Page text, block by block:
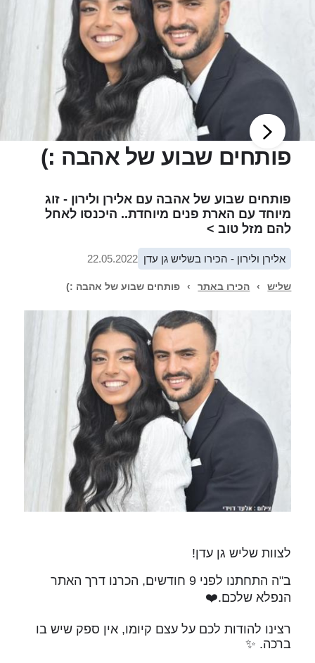
פותחים שבוע של אהבה :)
פותחים שבוע של אהבה עם אלירן ולירון - זוג
מיוחד עם הארת פנים מיוחדת.. היכנסו לאחל
להם מזל טוב >
אלירן ולירון - הכירו בשליש גן עדן 22.05.2022
שליש › הכירו באתר › פותחים שבוע של אהבה :)
לצוות שליש גן עדן!
ב"ה התחתנו לפני 9 חודשים, הכרנו דרך האתר
הנפלא שלכם.❤️
רצינו להודות לכם על עצם קיומו, אין ספק שיש בו
ברכה. ✨